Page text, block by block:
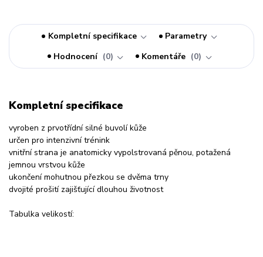
Kompletní specifikace
Parametry
Hodnocení
0 Komentáře 0
Kompletní specifikace
vyroben z prvotřídní silné buvolí kůže
určen pro intenzivní trénink
vnitřní strana je anatomicky vypolstrovaná pěnou, potažená
jemnou vrstvou kůže
ukončení mohutnou přezkou se dvěma trny
dvojité prošití zajišťující dlouhou životnost
Tabulka velikostí: